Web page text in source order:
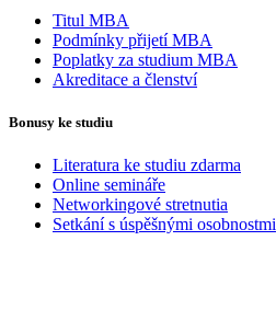
Titul MBA
Podmínky přijetí MBA
Poplatky za studium MBA
Akreditace a členství
Bonusy ke studiu
Literatura ke studiu zdarma
Online semináře
Networkingové stretnutia
Setkání s úspěšnými osobnostmi